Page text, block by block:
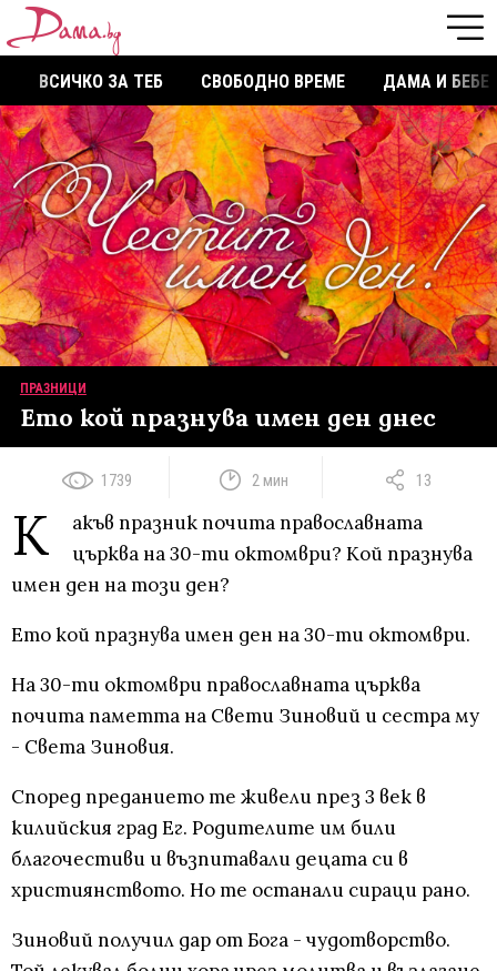
ВСИЧКО ЗА ТЕБ СВОБОДНО ВРЕМЕ ДАМА И БЕБЕ
ПРАЗНИЦИ
Ето кой празнува имен ден днес
1739 2 мин 13
К
акъв празник почита православната
църква на 30-ти октомври? Кой празнува
имен ден на този ден?
Ето кой празнува имен ден на 30-ти октомври.
На 30-ти октомври православната църква
почита паметта на Свети Зиновий и сестра му
- Света Зиновия.
Според преданието те живели през 3 век в
килийския град Ег. Родителите им били
благочестиви и възпитавали децата си в
християнството. Но те останали сираци рано.
Зиновий получил дар от Бога - чудотворство.